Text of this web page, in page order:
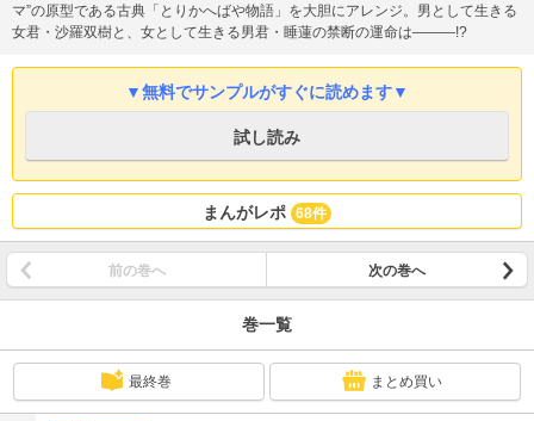
マ”の原型である古典「とりかへばや物語」を大胆にアレンジ。男として生きる
女君・沙羅双樹と、女として生きる男君・睡蓮の禁断の運命は―――!?
▼無料でサンプルがすぐに読めます▼
試し読み
まんがレポ 68件
前の巻へ 次の巻へ
巻一覧
最終巻 まとめ買い